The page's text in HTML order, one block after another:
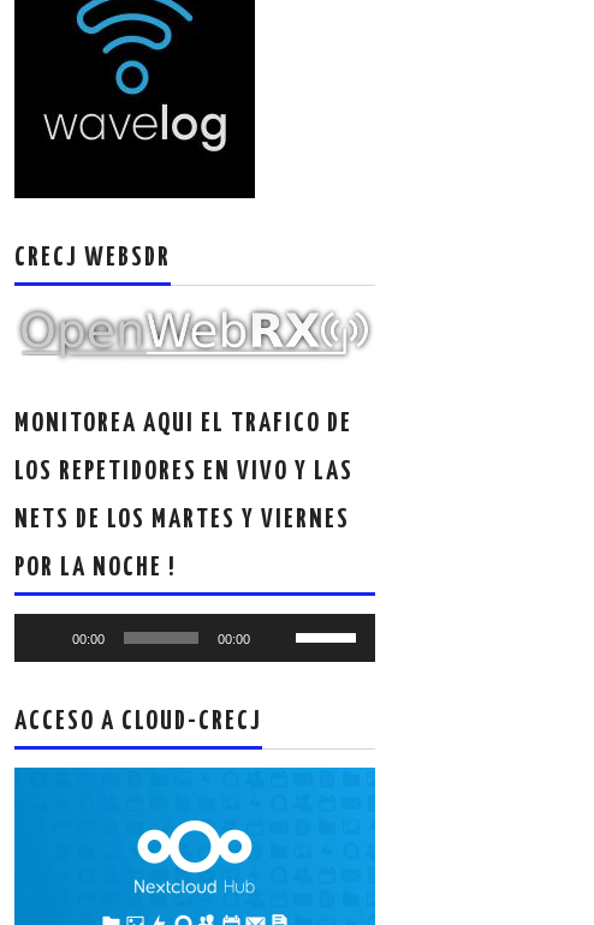
CRECJ WEBSDR
MONITOREA AQUI EL TRAFICO DE
LOS REPETIDORES EN VIVO Y LAS
NETS DE LOS MARTES Y VIERNES
POR LA NOCHE !
de
00:00 00:00
las
flecha
ACCESO A CLOUD-CRECJ